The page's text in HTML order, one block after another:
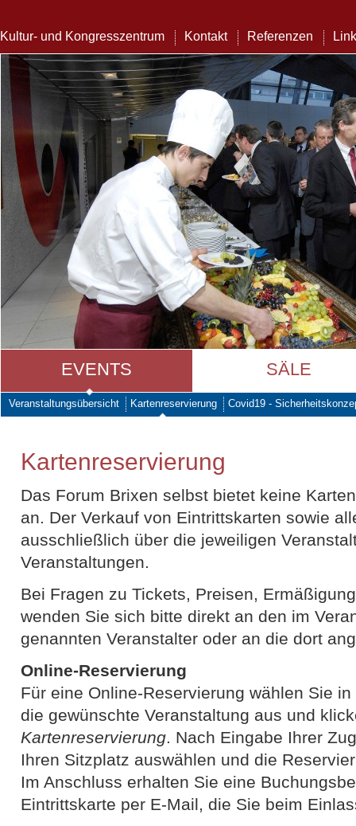
Kultur- und Kongresszentrum Kontakt Referenzen
EVENTS SÄLE
Veranstaltungsübersicht Kartenreservierung Covid19 -
Kartenreservierung
Das Forum Brixen selbst bietet keine
an. Der Verkauf von Eintrittskarten sowie
ausschließlich über die jeweiligen
Veranstaltungen.
Bei Fragen zu Tickets, Preisen,
wenden Sie sich bitte direkt an den im
genannten Veranstalter oder an die dort
Online-Reservierung
Für eine Online-Reservierung wählen Sie
die gewünschte Veranstaltung aus und
Kartenreservierung. Nach Eingabe Ihrer
Ihren Sitzplatz auswählen und die
Im Anschluss erhalten Sie eine
Eintrittskarte per E-Mail, die Sie beim